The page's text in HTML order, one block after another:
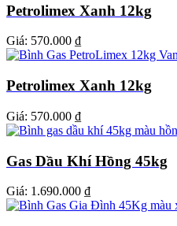
Petrolimex Xanh 12kg
Giá: 570.000 ₫
Petrolimex Xanh 12kg
Giá: 570.000 ₫
Gas Dầu Khí Hồng 45kg
Giá: 1.690.000 ₫